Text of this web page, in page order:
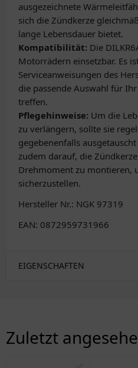
ausgezeichnete
sich die Zündkerze
lange Lebensdauer bietet.
Kompatibilität: Die
Motorrädern einsetzbar. Es
Serviceanweisungen des
die passende Auswahl für
treffen.
Pflegehinweise: Um die
zu verlängern, sollte sie
gegebenenfalls
zudem darauf, die
Drehmoment zu montieren,
sicherzustellen.
Hersteller Nr.: NGK 97319
EAN: 0872959731966
EIGENSCHAFTEN
Zuletzt